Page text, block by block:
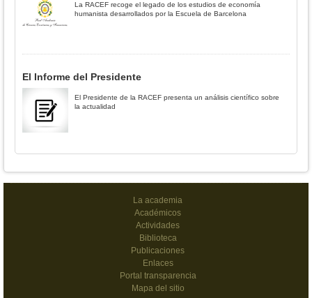
La RACEF recoge el legado de los estudios de economía
humanista desarrollados por la Escuela de Barcelona
El Informe del Presidente
El Presidente de la RACEF presenta un análisis científico sobre
la actualidad
La academia
Académicos
Actividades
Biblioteca
Publicaciones
Enlaces
Portal transparencia
Mapa del sitio